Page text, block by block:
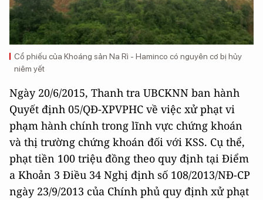
Cổ phiếu của Khoáng sản Na Rì - Haminco có nguyên cơ bị hủy
niêm yết
Ngày 20/6/2015, Thanh tra UBCKNN ban hành
Quyết định 05/QĐ-XPVPHC về việc xử phạt vi
phạm hành chính trong lĩnh vực chứng khoán
và thị trường chứng khoán đối với KSS. Cụ thể,
phạt tiền 100 triệu đồng theo quy định tại Điểm
a Khoản 3 Điều 34 Nghị định số 108/2013/NĐ-CP
ngày 23/9/2013 của Chính phủ quy định xử phạt